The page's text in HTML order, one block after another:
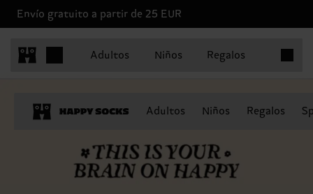
Envío gratuito a partir de 25 EUR
Adultos Niños Regalos
Adultos Niños Regalos